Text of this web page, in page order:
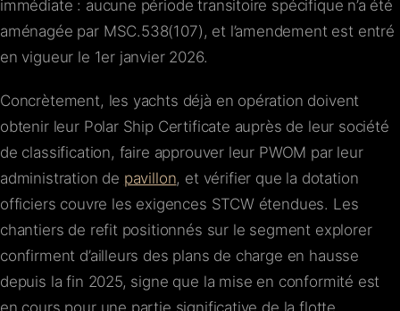
immédiate : aucune période transitoire spécifique n’a été
aménagée par MSC.538(107), et l’amendement est entré
en vigueur le 1er janvier 2026.
Concrètement, les yachts déjà en opération doivent
obtenir leur Polar Ship Certificate auprès de leur société
de classification, faire approuver leur PWOM par leur
administration de pavillon, et vérifier que la dotation
officiers couvre les exigences STCW étendues. Les
chantiers de refit positionnés sur le segment explorer
confirment d’ailleurs des plans de charge en hausse
depuis la fin 2025, signe que la mise en conformité est